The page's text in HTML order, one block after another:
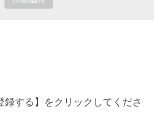
録する】をクリックしてくださ